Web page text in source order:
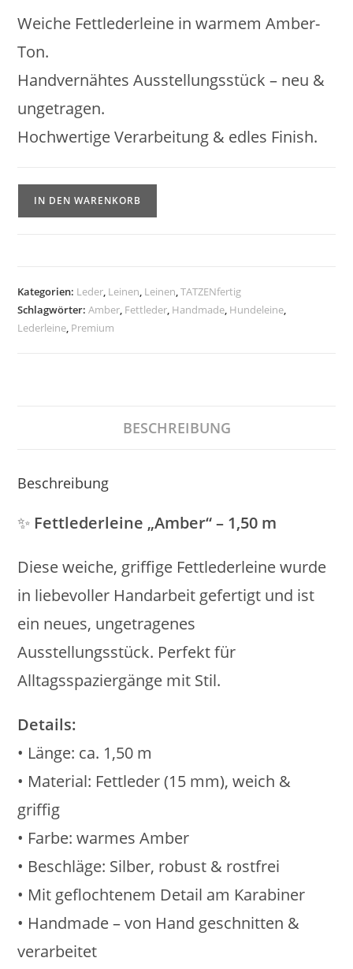
Weiche Fettlederleine in warmem Amber-
Ton.
Handvernähtes Ausstellungsstück – neu &
ungetragen.
Hochwertige Verarbeitung & edles Finish.
–
weich
&
IN DEN WARENKORB
Kategorien: Leder, Leinen, Leinen,TATZENfertig
Schlagwörter:Amber, Fettleder, Handmade, Hundeleine,
Lederleine, Premium
BESCHREIBUNG
Beschreibung
✨ Fettlederleine „Amber“ – 1,50 m
Diese weiche, griffige Fettlederleine wurde
in liebevoller Handarbeit gefertigt und ist
ein neues, ungetragenes
Ausstellungsstück. Perfekt für
Alltagsspaziergänge mit Stil.
Details:
• Länge: ca. 1,50 m
• Material: Fettleder (15 mm), weich &
griffig
• Farbe: warmes Amber
• Beschläge: Silber, robust & rostfrei
• Mit geflochtenem Detail am Karabiner
• Handmade – von Hand geschnitten &
verarbeitet